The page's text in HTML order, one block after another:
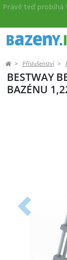
Právě teď probíhá
Příslušenství
BESTWAY
BAZÉNU
Předchozí